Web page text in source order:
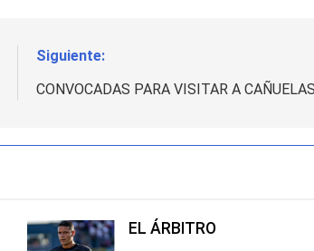
Siguiente:
CONVOCADAS PARA VISITAR A
EL ÁRBITRO